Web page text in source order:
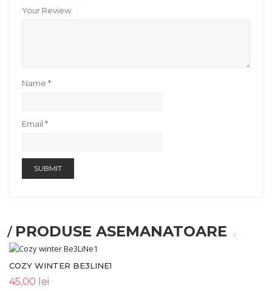
Your Review
Name *
Email *
PRODUSE ASEMANATOARE
COZY WINTER BE3LINE1
45,00 lei